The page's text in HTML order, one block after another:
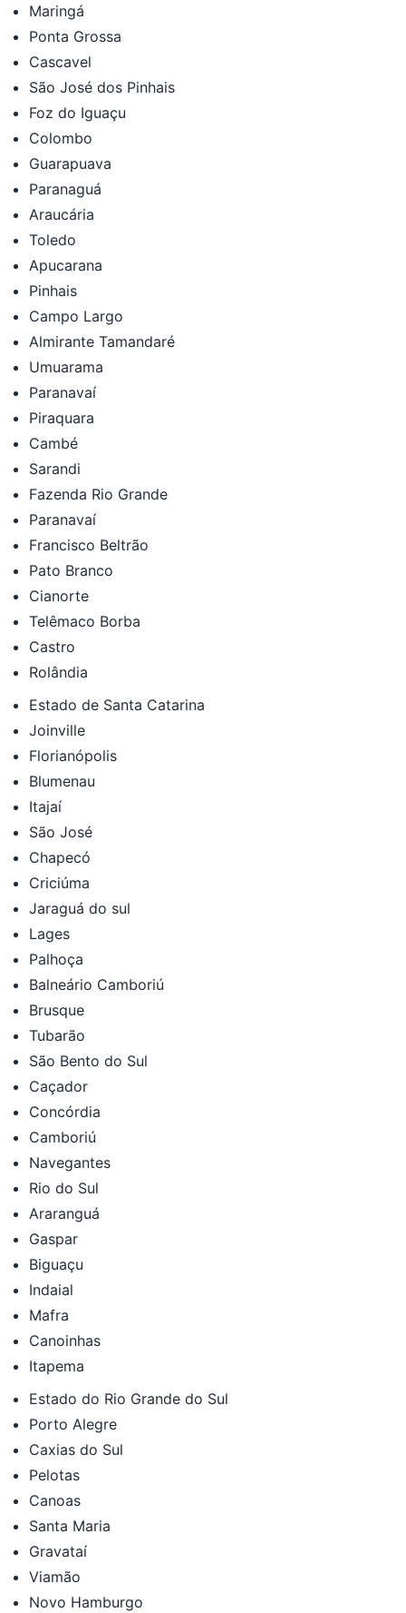
Maringá
Ponta Grossa
Cascavel
São José dos Pinhais
Foz do Iguaçu
Colombo
Guarapuava
Paranaguá
Araucária
Toledo
Apucarana
Pinhais
Campo Largo
Almirante Tamandaré
Umuarama
Paranavaí
Piraquara
Cambé
Sarandi
Fazenda Rio Grande
Paranavaí
Francisco Beltrão
Pato Branco
Cianorte
Telêmaco Borba
Castro
Rolândia
Estado de Santa Catarina
Joinville
Florianópolis
Blumenau
Itajaí
São José
Chapecó
Criciúma
Jaraguá do sul
Lages
Palhoça
Balneário Camboriú
Brusque
Tubarão
São Bento do Sul
Caçador
Concórdia
Camboriú
Navegantes
Rio do Sul
Araranguá
Gaspar
Biguaçu
Indaial
Mafra
Canoinhas
Itapema
Estado do Rio Grande do Sul
Porto Alegre
Caxias do Sul
Pelotas
Canoas
Santa Maria
Gravataí
Viamão
Novo Hamburgo